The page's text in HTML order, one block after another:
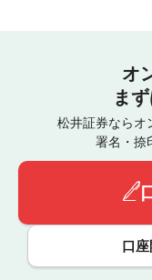
オ
ま
松井証券ならオ
署名・捺
口